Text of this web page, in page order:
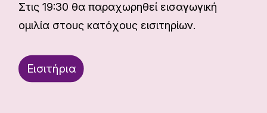
Στις 19:30 θα παραχωρηθεί εισαγωγική
ομιλία στους κατόχους εισιτηρίων.
Εισιτήρια